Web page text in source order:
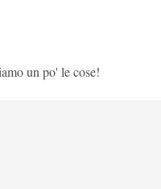
un po' le cose!